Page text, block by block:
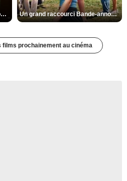
Juste pour une nuit Bande-annonce VO STFR Un grand raccourci Bande-annonce VF
films prochainement au cinéma